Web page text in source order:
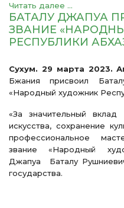
Читать далее ...
БАТАЛУ ДЖАПУА
ЗВАНИЕ
РЕСПУБЛИКИ
Сухум. 29 марта 2023.
Бжания присвоил
«Народный художник
«За значительный вклад
искусства, сохранение
профессиональное
звание «Народный
Джапуа Баталу
государства.